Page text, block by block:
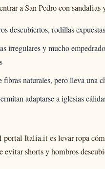
a San Pedro con
descubiertos, rodillas
irregulares y mucho
fibras naturales, pero lleva una
adaptarse a iglesias
Italia.it es levar ropa
evitar shorts y hombros